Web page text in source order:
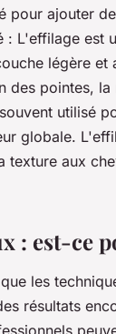
pour ajouter
: L'effilage est
légère
des pointes,
utilisé
globale.
texture aux
: est-ce
les
résultats